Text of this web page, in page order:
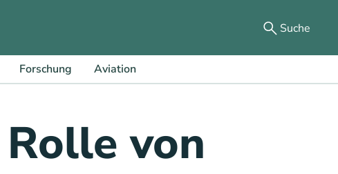
Suche
Forschung Aviation
von